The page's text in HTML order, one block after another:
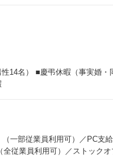
14名） ■慶弔休暇（事実婚・
一部従業員利用可）／PC支
従業員利用可）／ストックオ